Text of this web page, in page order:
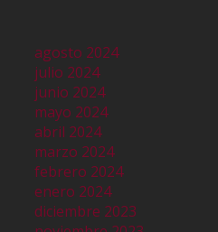
agosto 2024
julio 2024
junio 2024
mayo 2024
abril 2024
marzo 2024
febrero 2024
enero 2024
diciembre 2023